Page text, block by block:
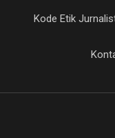
Kode Etik